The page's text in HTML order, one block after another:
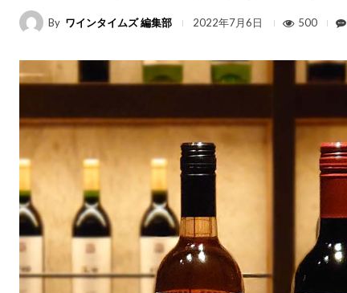
By ワインタイムズ 編集部 2022年7月6日 500